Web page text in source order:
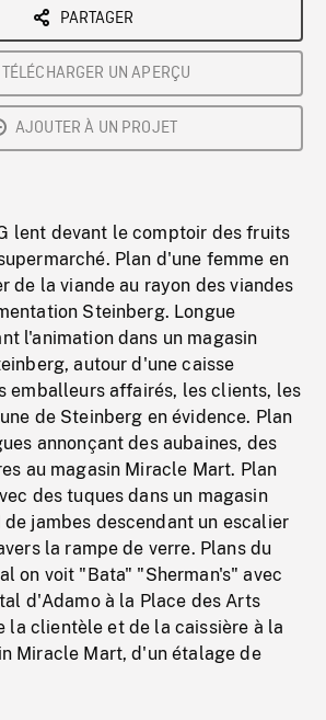
PARTAGER
TÉLÉCHARGER UN APERÇU
AJOUTER À UN PROJET
lent devant le comptoir des fruits
Plan d'une femme en
de la viande au rayon des viandes
Steinberg. Longue
l'animation dans un magasin
autour d'une caisse
emballeurs affairés, les clients, les
de Steinberg en évidence. Plan
annonçant des aubaines, des
au magasin Miracle Mart. Plan
des tuques dans un magasin
de jambes descendant un escalier
la rampe de verre. Plans du
on voit "Bata" "Sherman's" avec
d'Adamo à la Place des Arts
la clientèle et de la caissière à la
Miracle Mart, d'un étalage de